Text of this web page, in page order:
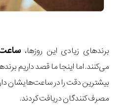
برندهای زیادی این روزها،
می‌کنند. اما اینجا ما قصد داریم
بیشترین دقت را در ساعت‌هایشان
مصرف کنندگان دریافت کردند.